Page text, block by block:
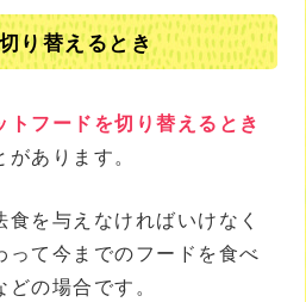
り替えるとき
トフードを切り替えるとき
あります。
を与えなければいけなく
って今までのフードを食べ
の場合です。